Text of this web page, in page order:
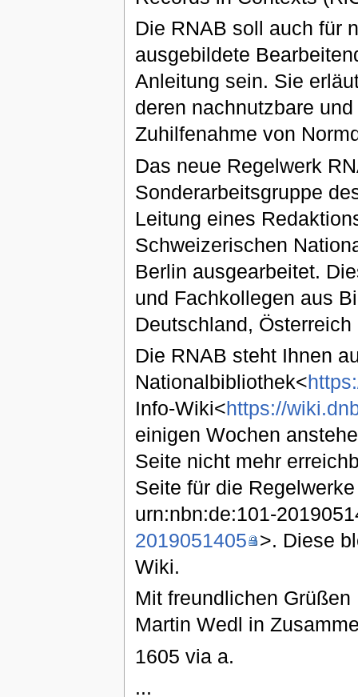
Die RNAB soll auch für
ausgebildete
Anleitung sein. Sie
deren nachnutzbare
Zuhilfenahme von
Das neue Regelwerk
Sonderarbeitsgruppe
Leitung eines
Schweizerischen
Berlin ausgearbeitet.
und Fachkollegen aus
Deutschland,
Die RNAB steht Ihnen
Nationalbibliothek<
Info-Wiki<https://
einigen Wochen
Seite nicht mehr
Seite für die
urn:nbn:de:101-
2019051405
>. Diese
Wiki.
Mit freundlichen
Martin Wedl in
1605 via a.
...